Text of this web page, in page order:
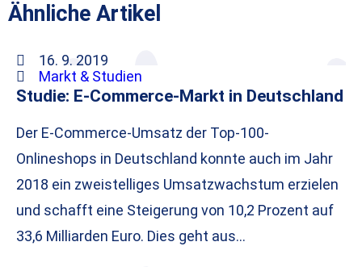
Ähnliche Artikel
16. 9. 2019
Markt & Studien
Studie: E-Commerce-Markt in Deutschland
Der E-Commerce-Umsatz der Top-100-
Onlineshops in Deutschland konnte auch im Jahr
2018 ein zweistelliges Umsatzwachstum erzielen
und schafft eine Steigerung von 10,2 Prozent auf
33,6 Milliarden Euro. Dies geht aus…